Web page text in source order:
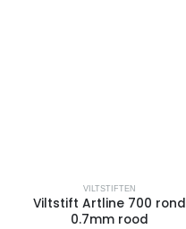
VILTSTIFTEN
Viltstift Artline 700 rond
0.7mm rood